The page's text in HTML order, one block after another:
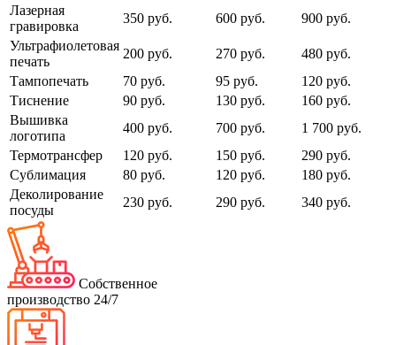
Лазерная
гравировка
350 руб. 600 руб.
900 руб.
Ультрафиолетовая
печать
200 руб. 270 руб.
480 руб.
Тампопечать
70 руб. 95 руб.
120 руб.
Тиснение
90 руб. 130 руб.
160 руб.
Вышивка
логотипа
400 руб. 700 руб.
1 700 руб.
Термотрансфер
120 руб. 150 руб.
290 руб.
Сублимация
80 руб. 120 руб.
180 руб.
Деколирование
посуды
230 руб. 290 руб. 340 руб.
Собственное
производство 24/7